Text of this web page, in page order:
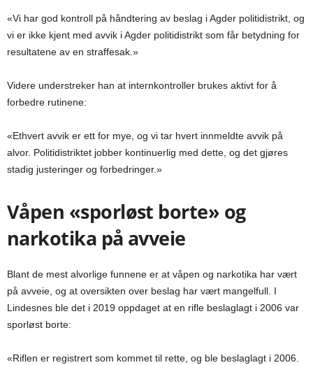
«Vi har god kontroll på håndtering av beslag i Agder politidistrikt, og
vi er ikke kjent med avvik i Agder politidistrikt som får betydning for
resultatene av en straffesak.»
Videre understreker han at internkontroller brukes aktivt for å
forbedre rutinene:
«Ethvert avvik er ett for mye, og vi tar hvert innmeldte avvik på
alvor. Politidistriktet jobber kontinuerlig med dette, og det gjøres
stadig justeringer og forbedringer.»
Våpen «sporløst borte» og
narkotika på avveie
Blant de mest alvorlige funnene er at våpen og narkotika har vært
på avveie, og at oversikten over beslag har vært mangelfull. I
Lindesnes ble det i 2019 oppdaget at en rifle beslaglagt i 2006 var
sporløst borte:
«Riflen er registrert som kommet til rette, og ble beslaglagt i 2006.